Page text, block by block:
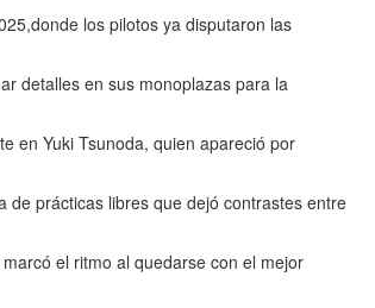
los pilotos ya disputaron las
detalles en sus monoplazas para la
en Yuki Tsunoda, quien apareció por
de prácticas libres que dejó contrastes entre
el ritmo al quedarse con el mejor